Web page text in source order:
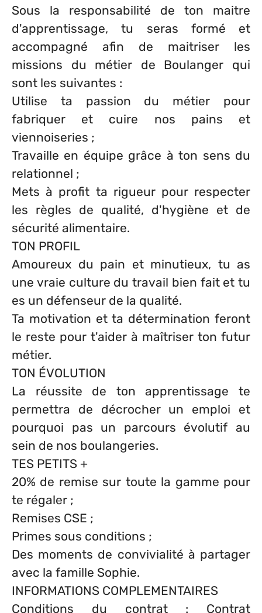
Sous la responsabilité de ton maitre
d'apprentissage, tu seras formé et
accompagné afin de maitriser les
missions du métier de Boulanger qui
sont les suivantes :
Utilise ta passion du métier pour
fabriquer et cuire nos pains et
viennoiseries ;
Travaille en équipe grâce à ton sens du
relationnel ;
Mets à profit ta rigueur pour respecter
les règles de qualité, d'hygiène et de
sécurité alimentaire.
TON PROFIL
Amoureux du pain et minutieux, tu as
une vraie culture du travail bien fait et tu
es un défenseur de la qualité.
Ta motivation et ta détermination feront
le reste pour t'aider à maîtriser ton futur
métier.
TON ÉVOLUTION
La réussite de ton apprentissage te
permettra de décrocher un emploi et
pourquoi pas un parcours évolutif au
sein de nos boulangeries.
TES PETITS +
20% de remise sur toute la gamme pour
te régaler ;
Remises CSE ;
Primes sous conditions ;
Des moments de convivialité à partager
avec la famille Sophie.
INFORMATIONS COMPLEMENTAIRES
Conditions du contrat : Contrat